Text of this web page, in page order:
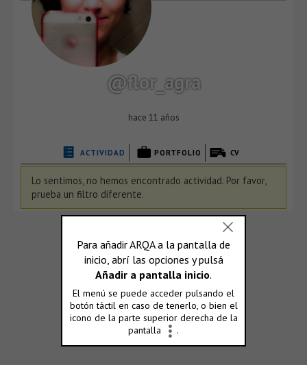
@flor_agra
hace 11 años
ACTIVIDAD PORTFOLIO CV
Lo sentimos, no hemos encontrado actividad. Por favor,
prueba un filtro diferente.